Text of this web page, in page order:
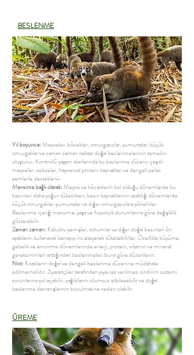
BESLENME
Yıl boyunca: Meyveler, böcekler, omurgasızlar, yumurtalar, küçük
omurgalılar ve zaman zaman nektar doğal beslenmelerinin temelini
oluşturur. Kontrollü yaşam alanlarında bu beslenme düzeni; çeşitli
meyveler, sebzeler, hayvansal protein kaynakları ve dengeli pelet
yemlerle desteklenir.
Mevsime bağlı olarak: Meyve ve böceklerin bol olduğu dönemlerde bu
besinleri daha yoğun tüketirken, besin kaynaklarının azaldığı dönemlerde
küçük omurgalılar, yumurtalar ve diğer omurgasızlara yönelirler.
Beslenme içeriği mevsime, yaşa ve fizyolojik durumlarına göre değişiklik
gösterebilir.
Zaman zaman: Kabuklu yemişler, tohumlar ve diğer doğal besinleri ön
ayaklarını kullanarak kavrayıp inceleyerek tüketebilirler. Özellikle büyüme,
gebelik ve emzirme dönemlerinde enerji, protein, vitamin ve mineral
gereksinimleri arttığından beslenmeleri buna göre düzenlenir.
Not: Koatilerin doğal ve dengeli beslenme düzenine müdahale
edilmemelidir. Ziyaretçiler tarafından yiyecek verilmesi sindirim sistemi
sorunlarına yol açabilir, sağlıklarını olumsuz etkileyebilir ve doğal
beslenme davranışlarının bozulmasına neden olabilir.
ÜREME